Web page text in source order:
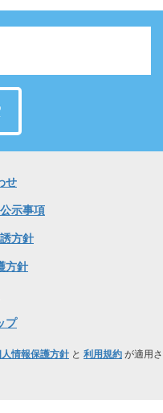
せ
示事項
方針
方針
プ
情報保護方針と 利用規約が適用さ